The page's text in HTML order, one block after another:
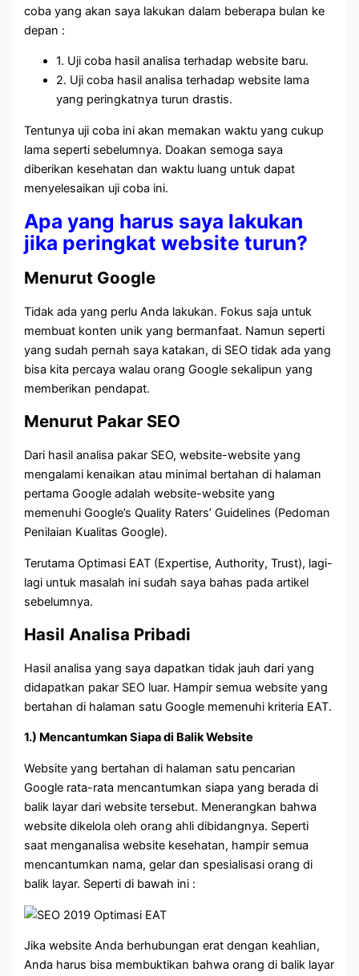
coba yang akan saya lakukan dalam beberapa bulan ke
depan :
1. Uji coba hasil analisa terhadap website baru.
2. Uji coba hasil analisa terhadap website lama
yang peringkatnya turun drastis.
Tentunya uji coba ini akan memakan waktu yang cukup
lama seperti sebelumnya. Doakan semoga saya
diberikan kesehatan dan waktu luang untuk dapat
menyelesaikan uji coba ini.
Apa yang harus saya lakukan
jika peringkat website turun?
Menurut Google
Tidak ada yang perlu Anda lakukan. Fokus saja untuk
membuat konten unik yang bermanfaat. Namun seperti
yang sudah pernah saya katakan, di SEO tidak ada yang
bisa kita percaya walau orang Google sekalipun yang
memberikan pendapat.
Menurut Pakar SEO
Dari hasil analisa pakar SEO, website-website yang
mengalami kenaikan atau minimal bertahan di halaman
pertama Google adalah website-website yang
memenuhi Google’s Quality Raters’ Guidelines (Pedoman
Penilaian Kualitas Google).
Terutama Optimasi EAT (Expertise, Authority, Trust), lagi-
lagi untuk masalah ini sudah saya bahas pada artikel
sebelumnya.
Hasil Analisa Pribadi
Hasil analisa yang saya dapatkan tidak jauh dari yang
didapatkan pakar SEO luar. Hampir semua website yang
bertahan di halaman satu Google memenuhi kriteria EAT.
1.) Mencantumkan Siapa di Balik Website
Website yang bertahan di halaman satu pencarian
Google rata-rata mencantumkan siapa yang berada di
balik layar dari website tersebut. Menerangkan bahwa
website dikelola oleh orang ahli dibidangnya. Seperti
saat menganalisa website kesehatan, hampir semua
mencantumkan nama, gelar dan spesialisasi orang di
balik layar. Seperti di bawah ini :
Jika website Anda berhubungan erat dengan keahlian,
Anda harus bisa membuktikan bahwa orang di balik layar